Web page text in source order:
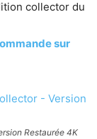
collector du
sur
Restaurée 4K